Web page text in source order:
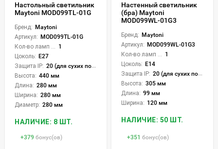
Настольный светильник
Maytoni MOD099TL-01G
Бренд: Maytoni
Артикул: MOD099TL-01G
1
Цоколь: E27
Защита IP: 20 (для сухих пом.)
Высота: 440 мм
Длина: 280 мм
Ширина: 280 мм
Диаметр: 280 мм
НАЛИЧИЕ: 8 ШТ.
+379 бонус(ов)
Настенный светильник
(бра) Maytoni
MOD099WL-01G3
Бренд: Maytoni
Артикул: MOD099WL-01G3
1
Цоколь: E14
Защита IP: 20 (для сухих пом.)
Высота: 305 мм
Длина: 99 мм
Ширина: 120 мм
НАЛИЧИЕ: 50 ШТ.
+351 бонус(ов)